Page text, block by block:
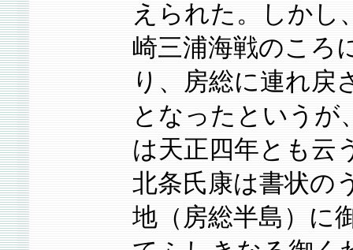
えられた。しかし
崎三浦海戦のころ
り、房総に連れ戻
となったというが
は天正四年とも云
北条氏康は書状の
地（房総半島）に